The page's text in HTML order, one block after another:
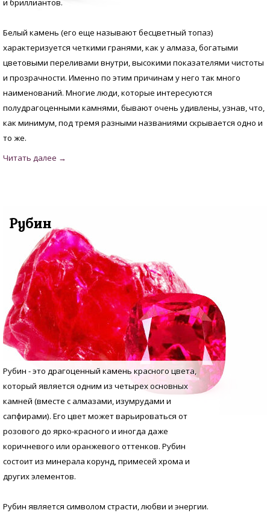
и бриллиантов.
Белый камень (его еще называют бесцветный топаз)
характеризуется четкими гранями, как у алмаза, богатыми
цветовыми переливами внутри, высокими показателями чистоты
и прозрачности. Именно по этим причинам у него так много
наименований. Многие люди, которые интересуются
полудрагоценными камнями, бывают очень удивлены, узнав, что,
как минимум, под тремя разными названиями скрывается одно и
то же.
Рубин
Рубин - это драгоценный камень красного цвета,
который является одним из четырех основных
камней (вместе с алмазами, изумрудами и
сапфирами). Его цвет может варьироваться от
розового до ярко-красного и иногда даже
коричневого или оранжевого оттенков. Рубин
состоит из минерала корунд, примесей хрома и
других элементов.
Рубин является символом страсти, любви и энергии.